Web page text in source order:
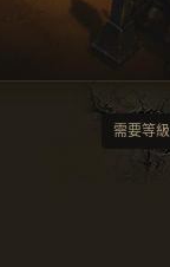
需要等級